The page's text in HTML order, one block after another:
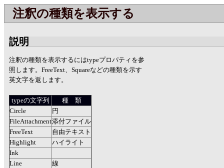
注釈の種類を表示する
説明
注釈の種類を表示するにはtypeプロパティを参
照します。FreeText、Squareなどの種類を示す
英文字を返します。
typeの文字列
種 類
Circle
円
FileAttachment添付ファイル
FreeText
自由テキスト
Highlight
ハイライト
Ink
Line
線